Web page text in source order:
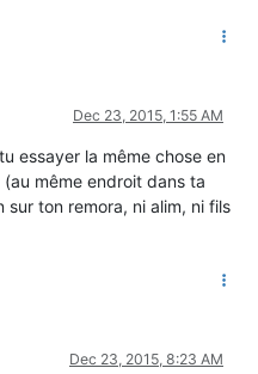
Dec 23, 2015, 1:55 AM
essayer la même chose en
même endroit dans ta
sur ton remora, ni alim, ni fils
Dec 23, 2015, 8:23 AM